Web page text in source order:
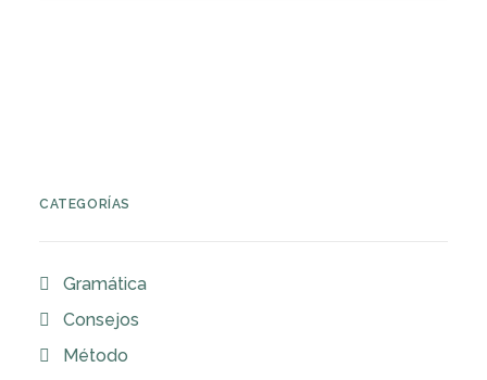
CATEGORÍAS
Gramática
Consejos
Método